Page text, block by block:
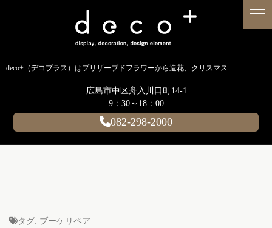
deco+（デコプラス）はプリザーブドフラワーから造花、クリスマス装飾、イルミネーションに至るまで扱う広島のディスプレイ専門ショップです。
広島市中区舟入川口町14-1
9：30～18：00
082-298-2000
タグ: ブーケリペア